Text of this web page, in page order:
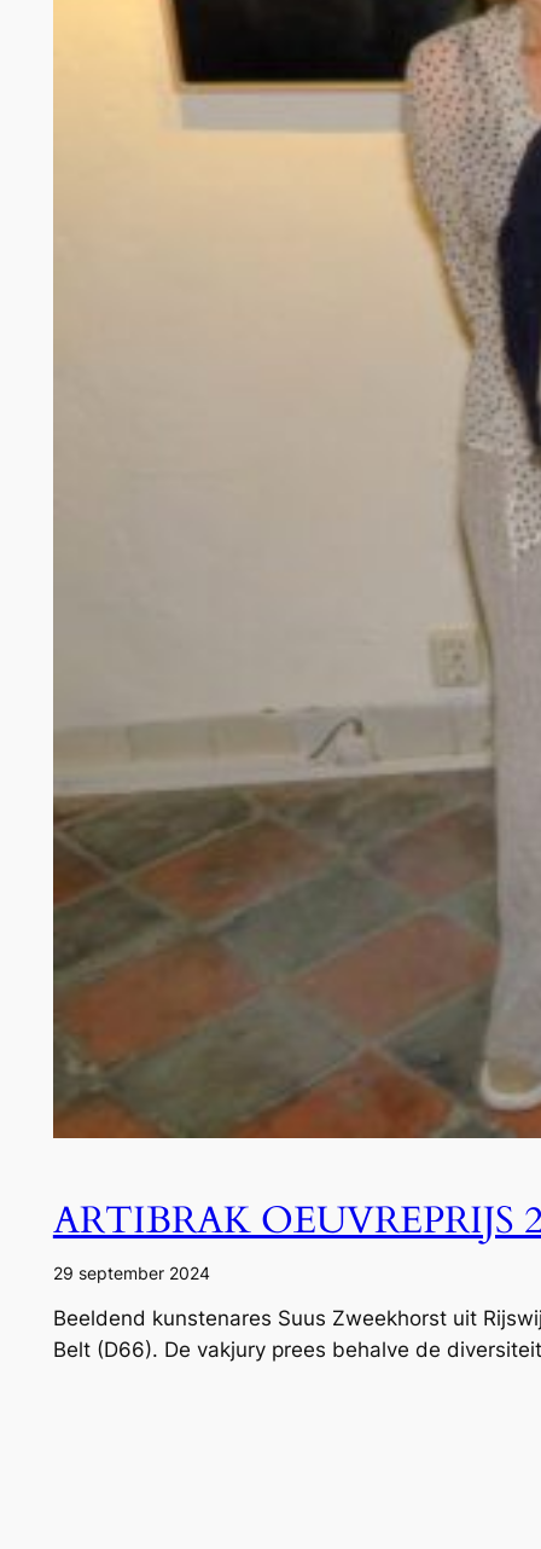
ARTIBRAK OEUVREPRIJS
29 september 2024
Beeldend kunstenares Suus Zweekhorst uit
Belt (D66). De vakjury prees behalve de